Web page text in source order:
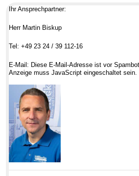
Ihr Ansprechpartner:
Herr Martin Biskup
Tel: +49 23 24 / 39 112-16
E-Mail: Diese E-Mail-Adresse ist vor
Anzeige muss JavaScript eingeschaltet sein.